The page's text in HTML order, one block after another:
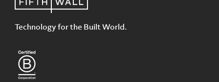
Technology for the Built World.